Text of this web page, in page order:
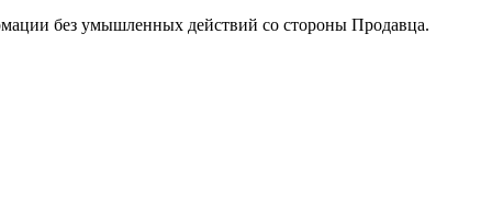
без умышленных действий со стороны Продавца.